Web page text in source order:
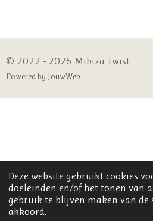
Deze website gebruikt cookies
doeleinden en/of het tonen van
gebruik te blijven maken van de
akkoord.
© 2022 - 2026 Mibiza Twist
Powered by JouwWeb